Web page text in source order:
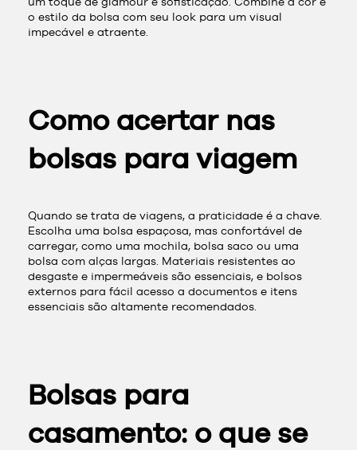
o estilo da bolsa com seu look para um visual
impecável e atraente.
Como acertar nas
bolsas para viagem
Quando se trata de viagens, a praticidade é a chave.
Escolha uma bolsa espaçosa, mas confortável de
carregar, como uma mochila, bolsa saco ou uma
bolsa com alças largas. Materiais resistentes ao
desgaste e impermeáveis são essenciais, e bolsos
externos para fácil acesso a documentos e itens
essenciais são altamente recomendados.
Bolsas para
casamento: o que se